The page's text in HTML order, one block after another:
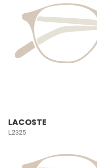
LACOSTE
L2325